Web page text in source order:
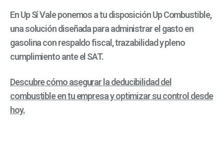
En Up Sí Vale ponemos a tu disposición Up Combustible,
una solución diseñada para administrar el gasto en
gasolina con respaldo fiscal, trazabilidad y pleno
cumplimiento ante el SAT.
Descubre cómo asegurar la deducibilidad del
combustible en tu empresa y optimizar su control desde
hoy.